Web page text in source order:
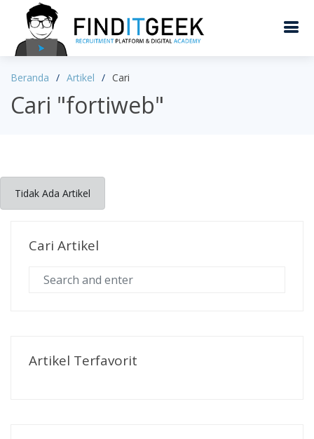
Beranda Artikel Cari
Cari "fortiweb"
Tidak Ada Artikel
Cari Artikel
Artikel Terfavorit